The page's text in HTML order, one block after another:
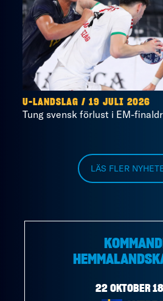
U-LANDSLAG / 19 JULI 2026
Tung svensk förlust i EM-
LÄS FLER
22 OKTOBER